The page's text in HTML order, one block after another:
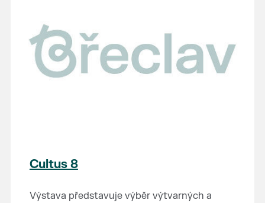
Cultus 8
Výstava představuje výběr výtvarných a